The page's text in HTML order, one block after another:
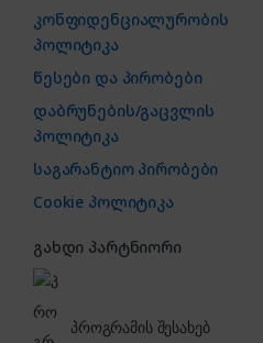
კონფიდენციალურობის
პოლიტიკა
წესები და პირობები
დაბრუნების/გაცვლის
პოლიტიკა
საგარანტიო პირობები
Cookie პოლიტიკა
გახდი პარტნიორი
პროგრამის შესახებ